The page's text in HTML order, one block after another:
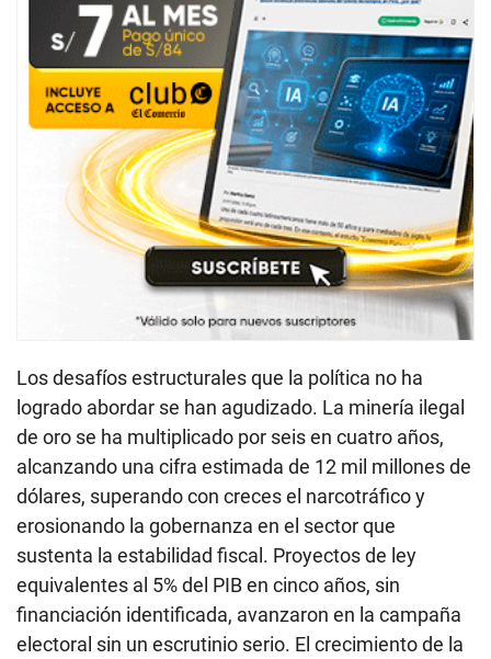
Los desafíos estructurales que la política no ha
logrado abordar se han agudizado. La minería ilegal
de oro se ha multiplicado por seis en cuatro años,
alcanzando una cifra estimada de 12 mil millones de
dólares, superando con creces el narcotráfico y
erosionando la gobernanza en el sector que
sustenta la estabilidad fiscal. Proyectos de ley
equivalentes al 5% del PIB en cinco años, sin
financiación identificada, avanzaron en la campaña
electoral sin un escrutinio serio. El crecimiento de la